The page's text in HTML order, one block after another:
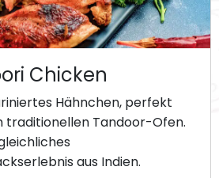
Chicken
Hähnchen, perfekt
traditionellen Tandoor-Ofen.
aus Indien.